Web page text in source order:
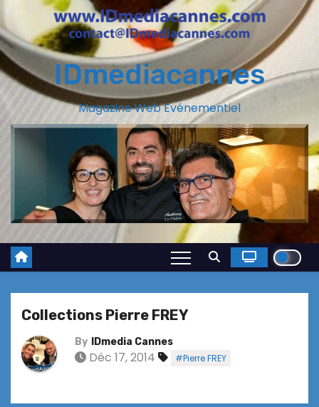
IDmediacannes
Magazine Web Evénementiel
Collections Pierre FREY
By IDmedia Cannes
Déc 17, 2014 #Pierre FREY